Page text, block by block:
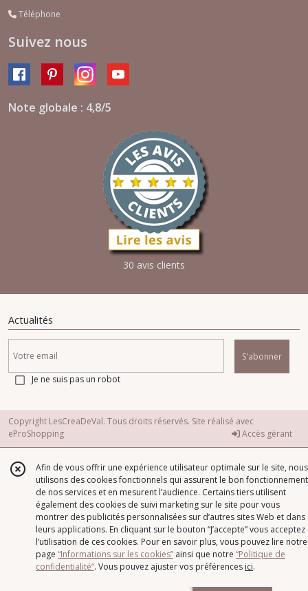
Téléphone
Suivez nous
Note globale : 4,8/5
30 avis clients
Actualités
S'abonner
Je ne suis pas un robot
Copyright LesCreaDeVal. Tous droits réservés. Site réalisé avec
eProShopping
Accès gérant
Afin de vous offrir une expérience utilisateur optimale sur le site, nous
utilisons des cookies fonctionnels qui assurent le bon fonctionnement
de nos services et en mesurent l’audience. Certains tiers utilisent
également des cookies de suivi marketing sur le site pour vous
montrer des publicités personnalisées sur d’autres sites Web et dans
leurs applications. En cliquant sur le bouton “J’accepte” vous acceptez
l’utilisation de ces cookies. Pour en savoir plus, vous pouvez lire notre
page “Informations sur les cookies” ainsi que notre “Politique de
confidentialité“. Vous pouvez ajuster vos préférences ici.